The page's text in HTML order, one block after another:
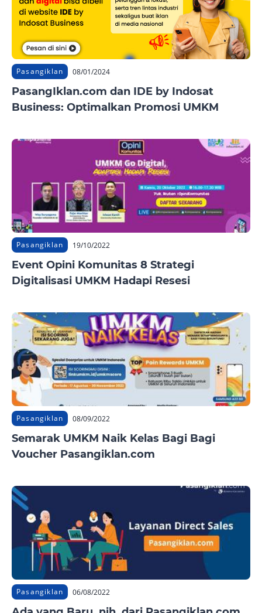
Pasangiklan 08/01/2024
PasangIklan.com dan IDE by Indosat
Business: Optimalkan Promosi UMKM
Pasangiklan 19/10/2022
Event Opini Komunitas 8 Strategi
Digitalisasi UMKM Hadapi Resesi
Pasangiklan 08/09/2022
Semarak UMKM Naik Kelas Bagi Bagi
Voucher Pasangiklan.com
Pasangiklan 06/08/2022